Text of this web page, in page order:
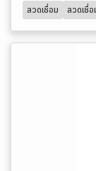
ลวดเชื่อม ลวดเชื่อ